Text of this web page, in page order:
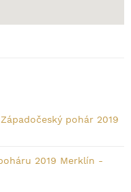
pohár 2019
2019 Merklín -